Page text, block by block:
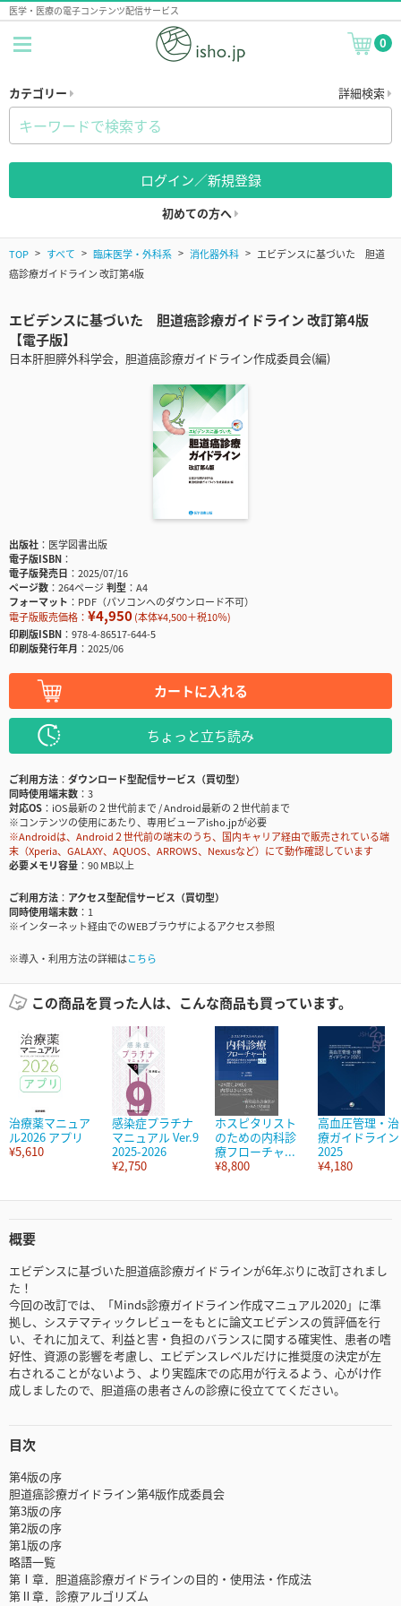
医学・医療の電子コンテンツ配信サービス
0
カテゴリー 詳細検索
ログイン／新規登録
初めての方へ
TOP すべて 臨床医学・外科系 消化器外科
エビデンスに基づいた 胆道
癌診療ガイドライン 改訂第4版
エビデンスに基づいた 胆道癌診療ガイドライン 改訂第4版
【電子版】
日本肝胆膵外科学会，胆道癌診療ガイドライン作成委員会(編)
出版社
医学図書出版
電子版ISBN
電子版発売日
2025/07/16
ページ数
264ページ判型
A4
フォーマット
PDF（パソコンへのダウンロード不可）
電子版販売価格： ¥4,950(本体¥4,500＋税10％)
印刷版ISBN
978-4-86517-644-5
印刷版発行年月
2025/06
カートに入れる
ちょっと立ち読み
ご利用方法
ダウンロード型配信サービス（買切型）
同時使用端末数
3
対応OS
iOS最新の２世代前まで / Android最新の２世代前まで
※コンテンツの使用にあたり、専用ビューアisho.jpが必要
※Androidは、Android２世代前の端末のうち、国内キャリア経由で販売されている端
末（Xperia、GALAXY、AQUOS、ARROWS、Nexusなど）にて動作確認しています
必要メモリ容量
90 MB以上
ご利用方法
アクセス型配信サービス（買切型）
同時使用端末数
1
※インターネット経由でのWEBブラウザによるアクセス参照
※導入・利用方法の詳細はこちら
この商品を買った人は、こんな商品も買っています。
治療薬マニュア
ル2026 アプリ
¥5,610
感染症プラチナ
マニュアル Ver.9
2025-2026
¥2,750
ホスピタリスト
のための内科診
療フローチャ...
¥8,800
高血圧管理・治
療ガイドライン
2025
¥4,180
概要
エビデンスに基づいた胆道癌診療ガイドラインが6年ぶりに改訂されまし
た！
今回の改訂では、「Minds診療ガイドライン作成マニュアル2020」に準
拠し、システマティックレビューをもとに論文エビデンスの質評価を行
い、それに加えて、利益と害・負担のバランスに関する確実性、患者の嗜
好性、資源の影響を考慮し、エビデンスレベルだけに推奨度の決定が左
右されることがないよう、より実臨床での応用が行えるよう、心がけ作
成しましたので、胆道癌の患者さんの診療に役立ててください。
目次
第4版の序
胆道癌診療ガイドライン第4版作成委員会
第3版の序
第2版の序
第1版の序
略語一覧
第Ⅰ章．胆道癌診療ガイドラインの目的・使用法・作成法
第Ⅱ章．診療アルゴリズム